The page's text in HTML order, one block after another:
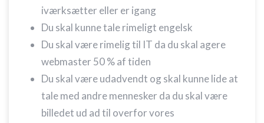
iværksætter eller er igang
Du skal kunne tale rimeligt engelsk
Du skal være rimelig til IT da du skal agere
webmaster 50 % af tiden
Du skal være udadvendt og skal kunne lide at
tale med andre mennesker da du skal være
billedet ud ad til overfor vores